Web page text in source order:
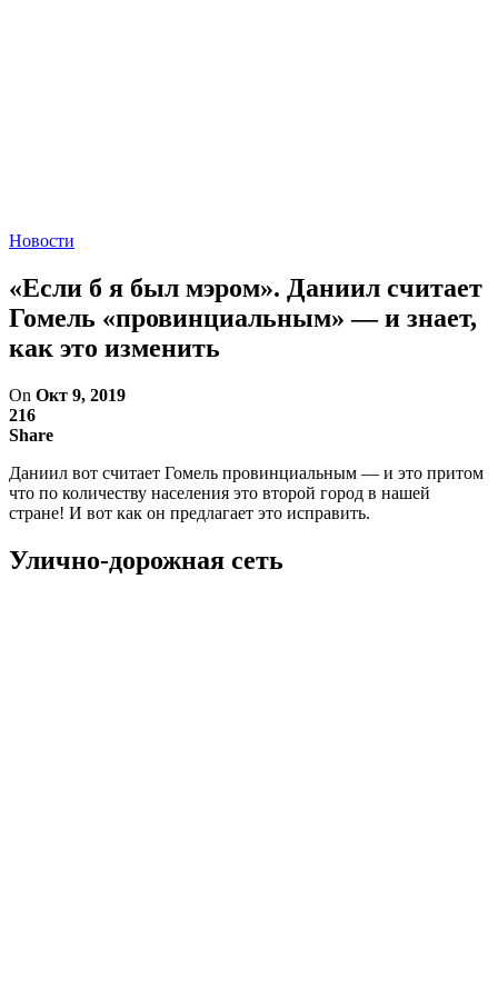
Новости
«Если б я был мэром». Даниил считает
Гомель «провинциальным» — и знает,
как это изменить
On Окт 9, 2019
216
Share
Даниил вот считает Гомель провинциальным — и это притом
что по количеству населения это второй город в нашей
стране! И вот как он предлагает это исправить.
Улично-дорожная сеть